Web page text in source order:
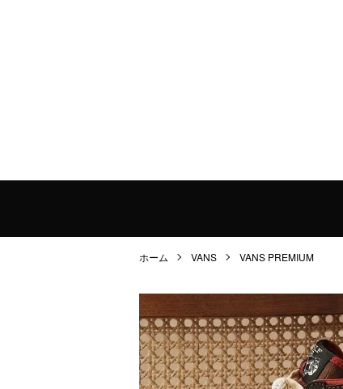
ホーム VANS VANS PREMIUM